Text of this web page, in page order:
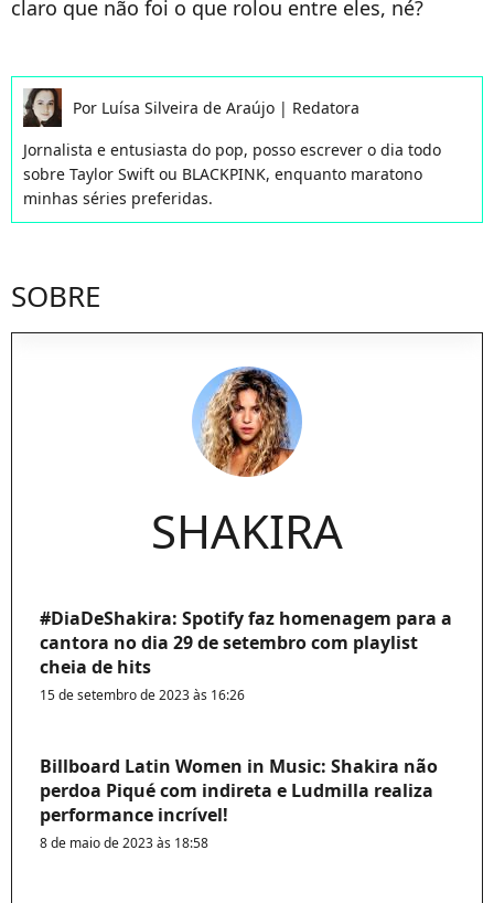
claro que não foi o que rolou entre eles, né?
Por Luísa Silveira de Araújo | Redatora
Jornalista e entusiasta do pop, posso escrever o dia todo
sobre Taylor Swift ou BLACKPINK, enquanto maratono
minhas séries preferidas.
SOBRE
SHAKIRA
#DiaDeShakira: Spotify faz homenagem para a
cantora no dia 29 de setembro com playlist
cheia de hits
15 de setembro de 2023 às 16:26
Billboard Latin Women in Music: Shakira não
perdoa Piqué com indireta e Ludmilla realiza
performance incrível!
8 de maio de 2023 às 18:58